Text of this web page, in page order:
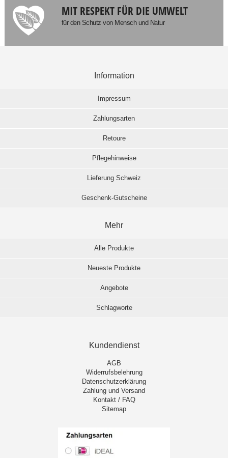
MIT RESPEKT FÜR DIE UMWELT
für den Schutz von Mensch und Natur
Information
Impressum
Zahlungsarten
Retoure
Pflegehinweise
Lieferung Schweiz
Geschenk-Gutscheine
Mehr
Alle Produkte
Neueste Produkte
Angebote
Schlagworte
Kundendienst
AGB
Widerrufsbelehrung
Datenschutzerklärung
Zahlung und Versand
Kontakt / FAQ
Sitemap